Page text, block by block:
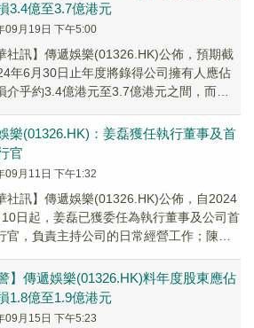
3.4億至3.7億港元
09月19日 下午5:00
社訊】傳遞娛樂(01326.HK)公佈，預期截
年6月30日止年度將錄得公司擁有人應佔
介乎約3.4億港元至3.7億港元之間，而截
樂(01326.HK)：姜磊獲任執行董事及首
官
09月11日 下午1:32
社訊】傳遞娛樂(01326.HK)公佈，自2024
日起，姜磊已獲委任為執行董事及公司首
官，負責主持公司的日常經營工作；陳虹
警】傳遞娛樂(01326.HK)料年度股東應佔
1.8億至1.9億港元
09月15日 下午5:23